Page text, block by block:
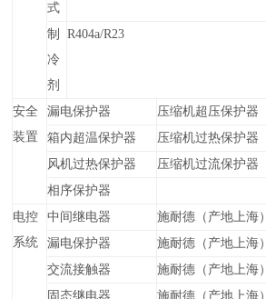
式
制
冷
剂
R404a/R23
安全
装置
漏电保护器
压缩机超压保护器
箱内超温保护器
压缩机过热保护器
风机过热保护器
压缩机过流保护器
相序保护器
电控
系统
中间继电器 施耐德（产地上海）
漏电保护器
施耐德（产地上海）
交流接触器
施耐德（产地上海）
固态继电器
施耐德（产地上海）